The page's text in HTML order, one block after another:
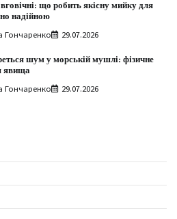
що робить якісну мийку для
надійною
Гончаренко 29.07.2026
шум у морській мушлі: фізичне
явища
Гончаренко 29.07.2026